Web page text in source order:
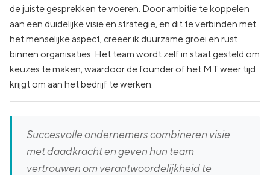
de juiste gesprekken te voeren. Door ambitie te koppelen
aan een duidelijke visie en strategie, en dit te verbinden met
het menselijke aspect, creëer ik duurzame groei en rust
binnen organisaties. Het team wordt zelf in staat gesteld om
keuzes te maken, waardoor de founder of het MT weer tijd
krijgt om aan het bedrijf te werken.
Succesvolle ondernemers combineren visie
met daadkracht en geven hun team
vertrouwen om verantwoordelijkheid te